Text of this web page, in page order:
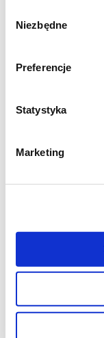
zgody
Niezbędne
Preferencje
Statystyka
Marketing